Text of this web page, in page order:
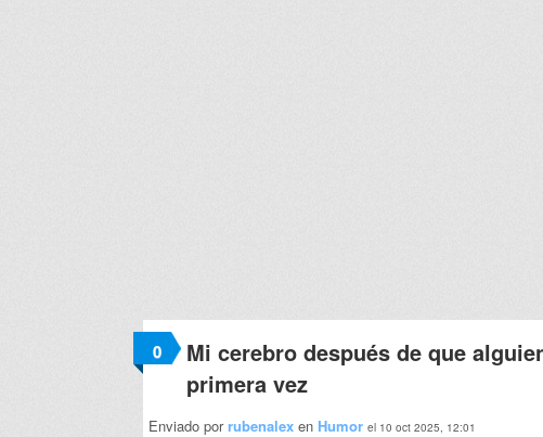
0
Mi cerebro después de que
primera vez
Enviado porrubenalex en Humor el 10 oct 2025, 12:01